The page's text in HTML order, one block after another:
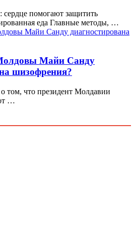
помогают защитить
еда Главные методы, …
Майи Санду
шизофрения?
том, что президент Молдавии
…